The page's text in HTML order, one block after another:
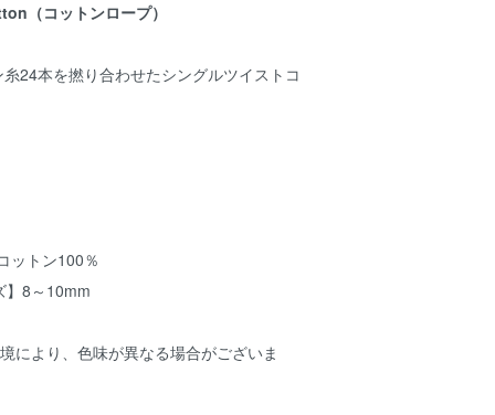
（コットンロープ）
24本を撚り合わせたシングルツイストコ
ットン100％
】8～10mm
により、色味が異なる場合がございま